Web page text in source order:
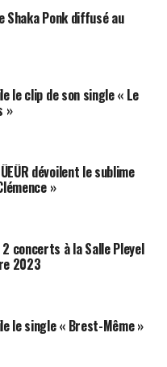
« La tête en
meilleur deNoir Désir
par la presse
Shaka Ponk diffusé au
le clip de son single « Le
»
dévoilent le sublime
»
concerts à la Salle Pleyel
2023
le single « Brest-Même »